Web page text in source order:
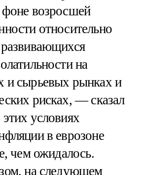
возросшей
относительно
на
и сырьевых рынках и
рисках, — сказал
условиях
в еврозоне
чем ожидалось.
на следующем